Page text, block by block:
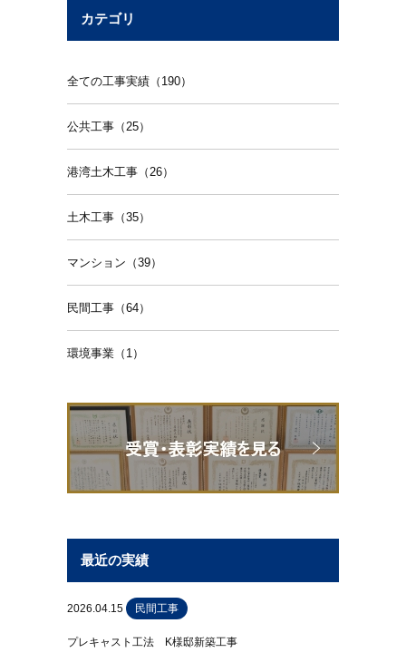
カテゴリ
全ての工事実績（190）
公共工事（25）
港湾土木工事（26）
土木工事（35）
マンション（39）
民間工事（64）
環境事業（1）
最近の実績
2026.04.15 民間工事
プレキャスト工法 K様邸新築工事